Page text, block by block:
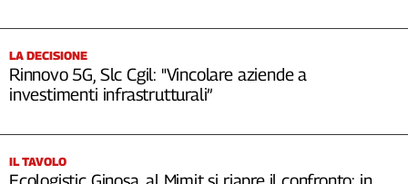
LA DECISIONE
Rinnovo 5G, Slc Cgil: "Vincolare aziende a
investimenti infrastrutturali”
IL TAVOLO